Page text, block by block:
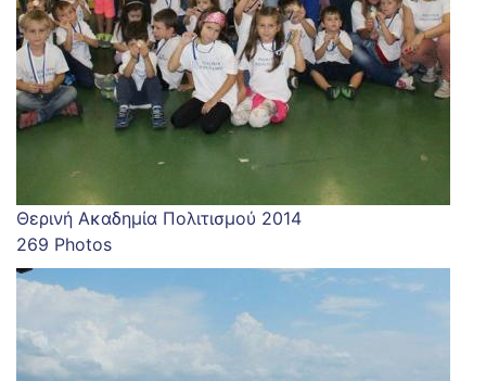
Θερινή Ακαδημία Πολιτισμού 2014
269 Photos